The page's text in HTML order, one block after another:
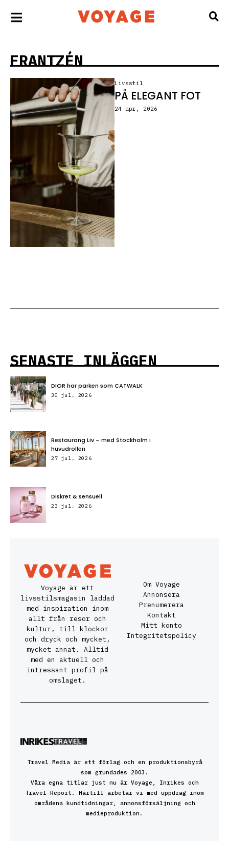
FRANTZÉN
Livsstil
PÅ ELEGANT FOT
24 apr, 2026
SENASTE INLÄGGEN
DIOR har parken som CATWALK
30 jul, 2026
Restaurang Liv – med Stockholm i
huvudrollen
27 jul, 2026
Diskret & sensuell
23 jul, 2026
Voyage är ett
livsstilsmagasin laddad
med inspiration inom
allt från resor och
kultur, till klockor
och dryck och mycket,
mycket annat. Alltid
med en aktuell och
intressant profil på
omslaget.
Om Voyage
Annonsera
Prenumerera
Kontakt
Mitt konto
Integritetspolicy
Travel Media är ett förlag och en produktionsbyrå
som grundades 2003.
Våra egna titlar just nu är Voyage, Inrikes och
Travel Report. Härtill arbetar vi med uppdrag inom
områdena kundtidningar, annonsförsäljning och
medieproduktion.